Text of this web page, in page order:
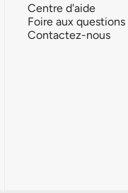
Centre d'aide
Foire aux questions
Contactez-nous